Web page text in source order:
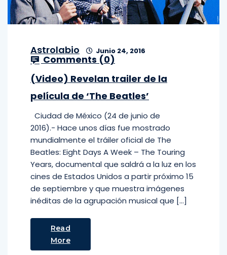
Astrolabio Junio 24, 2016
Comments (0)
(Video) Revelan trailer de la
película de ‘The Beatles’
Ciudad de México (24 de junio de
2016).- Hace unos días fue mostrado
mundialmente el tráiler oficial de The
Beatles: Eight Days A Week – The Touring
Years, documental que saldrá a la luz en los
cines de Estados Unidos a partir próximo 15
de septiembre y que muestra imágenes
inéditas de la agrupación musical que […]
Read
More